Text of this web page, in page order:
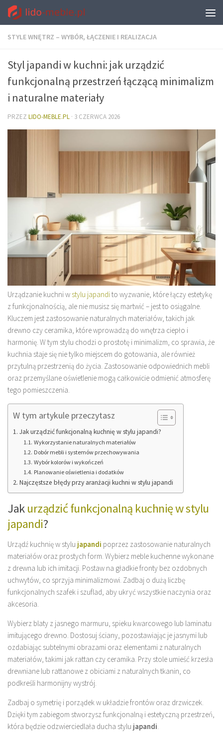
STYLE WNĘTRZ – WYBÓR, ŁĄCZENIE I REALIZACJA
Styl japandi w kuchni: jak urządzić
funkcjonalną przestrzeń łączącą minimalizm
i naturalne materiały
PRZEZ LIDO-MEBLE.PL · 3 CZERWCA 2026
Urządzanie kuchni w stylu japandito wyzwanie, które łączy estetykę
z funkcjonalnością, ale nie musisz się martwić – jest to osiągalne.
Kluczem jest zastosowanie naturalnych materiałów, takich jak
drewno czy ceramika, które wprowadzą do wnętrza ciepło i
harmonię. W tym stylu chodzi o prostotę i minimalizm, co sprawia, że
kuchnia staje się nie tylko miejscem do gotowania, ale również
przytulną przestrzenią do życia. Zastosowanie odpowiednich mebli
oraz przemyślane oświetlenie mogą całkowicie odmienić atmosferę
tego pomieszczenia.
W tym artykule przeczytasz
Jak urządzić funkcjonalną kuchnię w stylu japandi?
Wykorzystanie naturalnych materiałów
Dobór mebli i systemów przechowywania
Wybór kolorów i wykończeń
Planowanie oświetlenia i dodatków
Najczęstsze błędy przy aranżacji kuchni w stylu japandi
Jakurządzić funkcjonalną kuchnię w stylu
japandi?
Urządź kuchnię w stylu japandi poprzez zastosowanie naturalnych
materiałów oraz prostych form. Wybierz meble kuchenne wykonane
z drewna lub ich imitacji. Postaw na gładkie fronty bez ozdobnych
uchwytów, co sprzyja minimalizmowi. Zadbaj o dużą liczbę
funkcjonalnych szafek i szuflad, aby ukryć wszystkie naczynia oraz
akcesoria.
Wybierz blaty z jasnego marmuru, spieku kwarcowego lub laminatu
imitującego drewno. Dostosuj ściany, pozostawiając je jasnymi lub
ozdabiając subtelnymi obrazami oraz elementami z naturalnych
materiałów, takimi jak rattan czy ceramika. Przy stole umieść krzesła
drewniane lub rattanowe z obiciami z naturalnych tkanin, co
podkreśli harmonijny wystrój.
Zadbaj o symetrię i porządek w układzie frontów oraz drzwiczek.
Dzięki tym zabiegom stworzysz funkcjonalną i estetyczną przestrzeń,
która będzie odzwierciedlała ducha stylu japandi